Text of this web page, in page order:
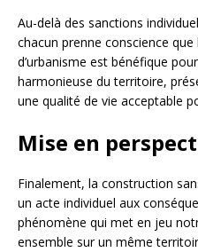
Au-delà des sanctions
chacun prenne conscience
d’urbanisme est bénéfique
harmonieuse du territoire,
une qualité de vie acceptable
Mise en
Finalement, la construction
un acte individuel aux
phénomène qui met en jeu
ensemble sur un même